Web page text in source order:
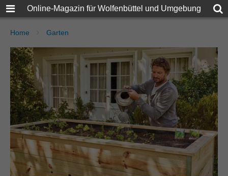
Online-Magazin für Wolfenbüttel und Umgebung
Home Garten